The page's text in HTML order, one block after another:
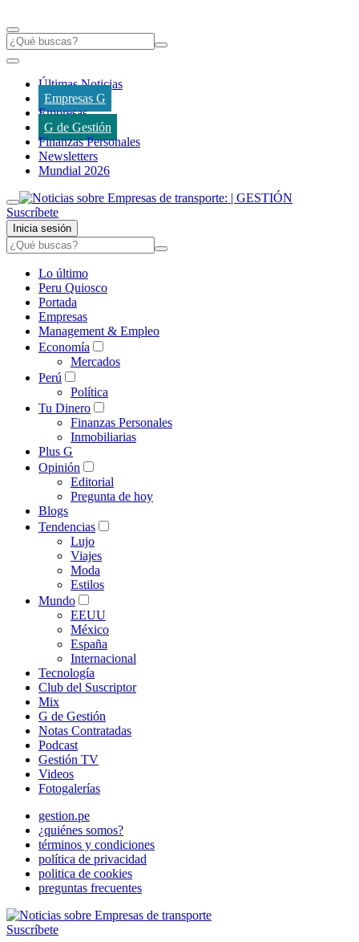
Últimas Noticias
Empresas G
Empresas
G de Gestión
Finanzas Personales
Newsletters
Mundial 2026
Suscríbete
Inicia sesión
Lo último
Peru Quiosco
Portada
Empresas
Management & Empleo
Economía
Mercados
Perú
Política
Tu Dinero
Finanzas Personales
Inmobiliarias
Plus G
Opinión
Editorial
Pregunta de hoy
Blogs
Tendencias
Lujo
Viajes
Moda
Estilos
Mundo
EEUU
México
España
Internacional
Tecnología
Club del Suscriptor
Mix
G de Gestión
Notas Contratadas
Podcast
Gestión TV
Videos
Fotogalerías
gestion.pe
¿quiénes somos?
términos y condiciones
política de privacidad
politica de cookies
preguntas frecuentes
Suscríbete